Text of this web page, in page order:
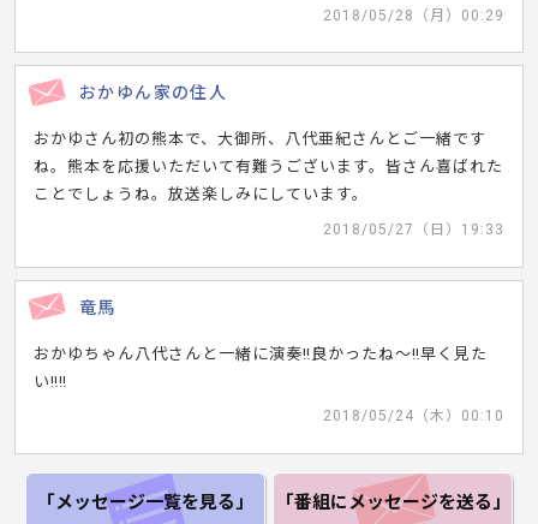
2018/05/28（月）00:29
おかゆん家の住人
おかゆさん初の熊本で、大御所、八代亜紀さんとご一緒です
ね。熊本を応援いただいて有難うございます。皆さん喜ばれた
ことでしょうね。放送楽しみにしています。
2018/05/27（日）19:33
竜馬
おかゆちゃん八代さんと一緒に演奏‼︎良かったね〜‼︎早く見た
い‼︎‼︎
2018/05/24（木）00:10
「メッセージ一覧を見る」 「番組にメッセージを送る」